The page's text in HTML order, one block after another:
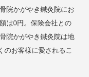
院かがやき鍼灸院にお
は0円。保険会社との
院かがやき鍼灸院は地
のお客様に愛されるこ